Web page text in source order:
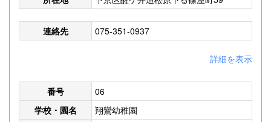
連絡先 075-351-0937
詳細を表示
番号
06
学校・園名
翔鸞幼稚園